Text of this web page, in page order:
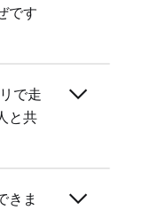
です
で走
と共
きま